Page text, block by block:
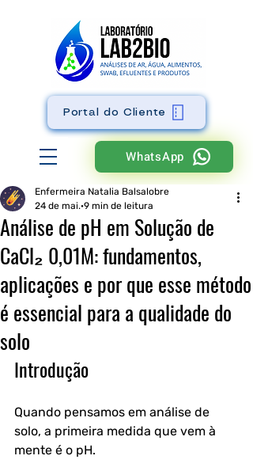
WhatsApp
Portal do Cliente
Análise de pH em Solução de
CaCl₂ 0,01M: fundamentos,
aplicações e por que esse método
é essencial para a qualidade do
solo
Enfermeira Natalia Balsalobre
24 de mai. 9 min de leitura
Introdução
Quando pensamos em análise de
solo, a primeira medida que vem à
mente é o pH.